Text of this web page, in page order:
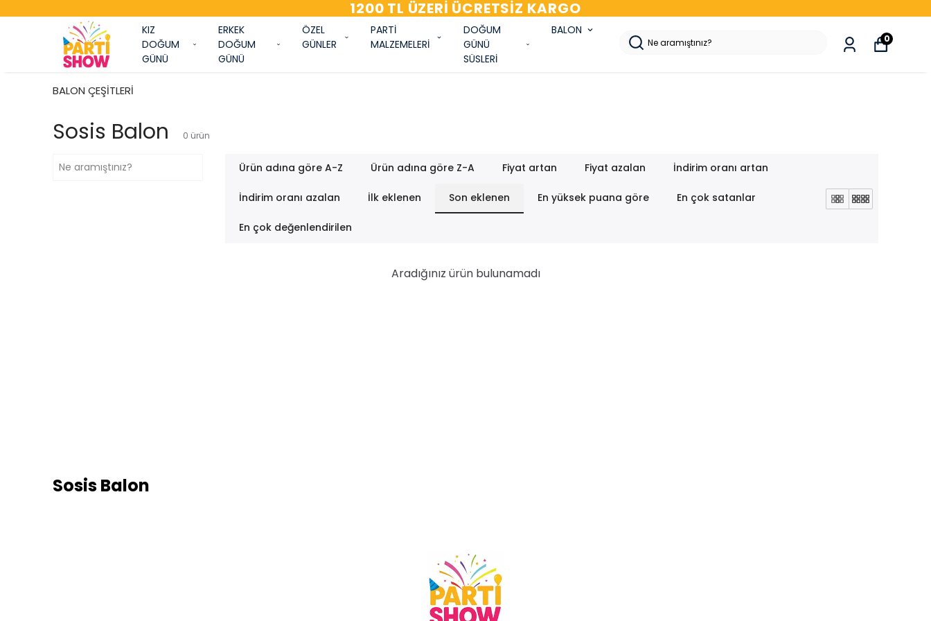
1200 TL ÜZERI ÜCRETSIZ KARGO
KIZ
DOĞUM
GÜNÜ
ERKEK
DOĞUM
GÜNÜ
ÖZEL
GÜNLER
PARTİ
MALZEMELERİ
DOĞUM
GÜNÜ
SÜSLERİ
BALON
0
BALON ÇEŞİTLERİ
Sosis Balon 0 ürün
Ürün adına göre A-Z Ürün adına göre Z-A Fiyat artan Fiyat azalan İndirim oranı artan
İndirim oranı azalan İlk eklenen Son eklenen En yüksek puana göre En çok satanlar
En çok değenlendirilen
Aradığınız ürün bulunamadı
Sosis Balon